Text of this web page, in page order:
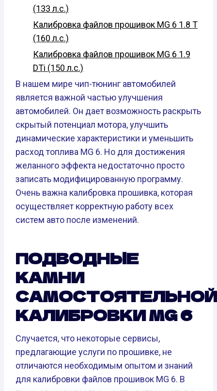
(133 л.с.)
Калибровка файлов прошивок MG 6 1.8 T
(160 л.с.)
Калибровка файлов прошивок MG 6 1.9
DTi (150 л.с.)
В нашем мире чип-тюнинг автомобилей
является важной частью улучшения
автомобилей. Он дает возможность раскрыть
скрытый потенциал мотора, улучшить
динамические характеристики и уменьшить
расход топлива MG 6. Но для достижения
желанного эффекта недостаточно просто
записать модифицированную программу.
Очень важна калибровка прошивка, которая
осуществляет корректную работу всех
систем авто после изменений.
ПОДВОДНЫЕ
КАМНИ
САМОСТОЯТЕЛЬНОЙ
КАЛИБРОВКИ MG 6
Случается, что некоторые сервисы,
предлагающие услуги по прошивке, не
отличаются необходимым опытом и знаний
для калибровки файлов прошивок MG 6. В